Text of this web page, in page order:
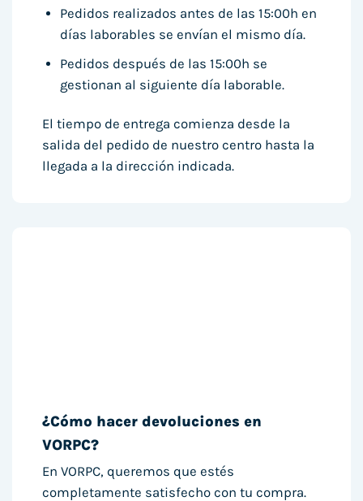
Pedidos realizados antes de las 15:00h en
días laborables se envían el mismo día.
Pedidos después de las 15:00h se
gestionan al siguiente día laborable.
El tiempo de entrega comienza desde la
salida del pedido de nuestro centro hasta la
llegada a la dirección indicada.
¿Cómo hacer devoluciones en
VORPC?
En VORPC, queremos que estés
completamente satisfecho con tu compra.